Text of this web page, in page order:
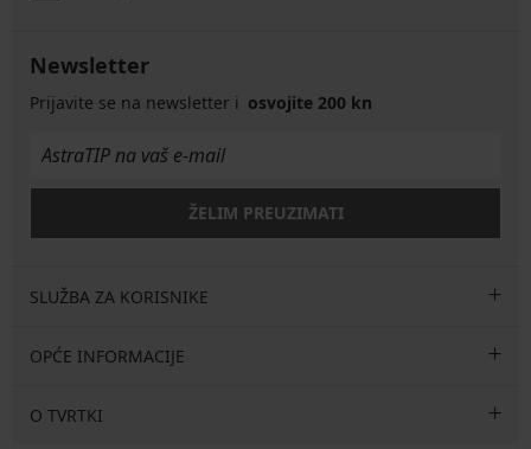
Newsletter
Prijavite se na newsletter i osvojite 200 kn
ŽELIM PREUZIMATI
SLUŽBA ZA KORISNIKE
OPĆE INFORMACIJE
O TVRTKI